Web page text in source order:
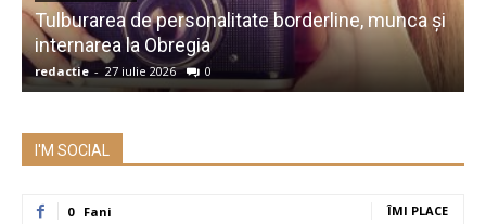
Tulburarea de personalitate borderline, munca și
internarea la Obregia
redactie - 27 iulie 2026 0
I'M SOCIAL
0 Fani ÎMI PLACE